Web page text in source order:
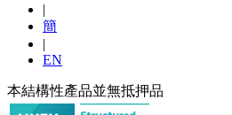
|
簡
|
EN
本結構性產品並無抵押品